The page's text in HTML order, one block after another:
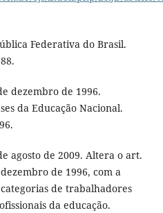
Federativa do Brasil.
dezembro de 1996.
da Educação Nacional.
agosto de 2009. Altera o art.
de 1996, com a
de trabalhadores
da educação.